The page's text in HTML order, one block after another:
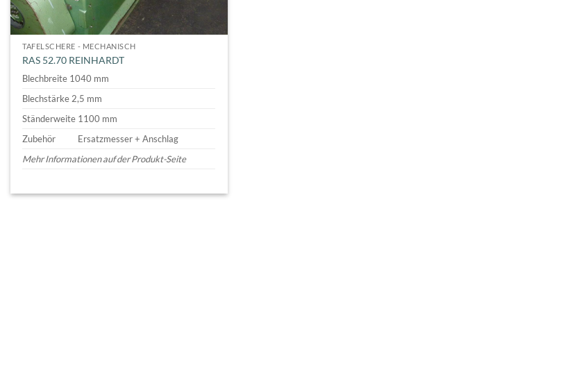
TAFELSCHERE - MECHANISCH
RAS 52.70 REINHARDT
Blechbreite 1040 mm
Blechstärke 2,5 mm
Ständerweite 1100 mm
Zubehör
Ersatzmesser + Anschlag
Mehr Informationen auf der Produkt-Seite